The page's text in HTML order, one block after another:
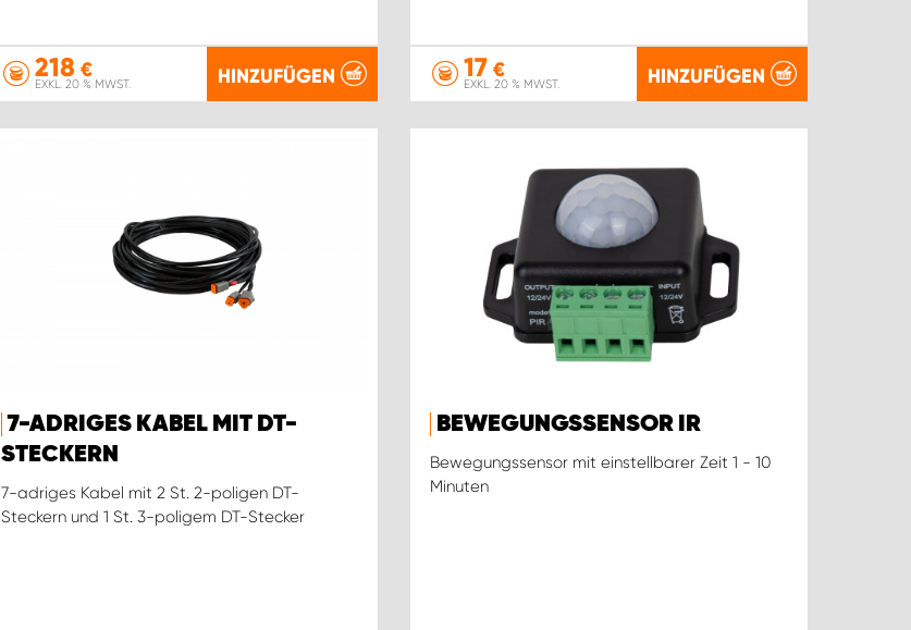
218 €
EXKL. 20 % MWST. HINZUFÜGEN 17 €
EXKL. 20 % MWST. HINZUFÜGEN
7-ADRIGES KABEL MIT DT-
STECKERN
7-adriges Kabel mit 2 St. 2-poligen DT-
Steckern und 1 St. 3-poligem DT-Stecker
BEWEGUNGSSENSOR IR
Bewegungssensor mit einstellbarer Zeit 1 - 10
Minuten